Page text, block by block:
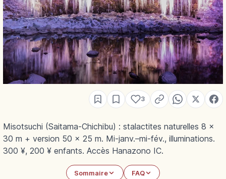
3
Misotsuchi (Saitama-Chichibu) : stalactites naturelles 8 ×
30 m + version 50 × 25 m. Mi-janv.–mi-fév., illuminations.
300 ¥, 200 ¥ enfants. Accès Hanazono IC.
Sommaire FAQ